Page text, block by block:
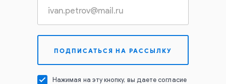
Нажимая на эту кнопку, вы даете согласие